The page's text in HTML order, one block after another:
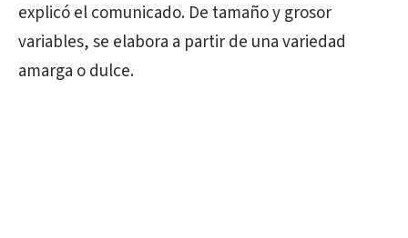
explicó el comunicado. De tamaño y grosor
variables, se elabora a partir de una variedad
amarga o dulce.